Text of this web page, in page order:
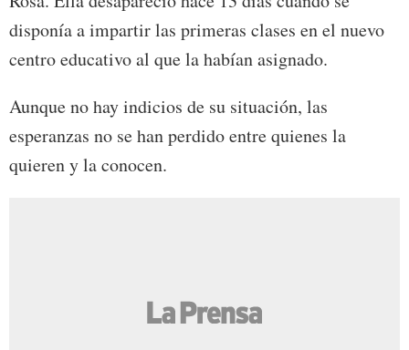
disponía a impartir las primeras clases en el nuevo
centro educativo al que la habían asignado.
Aunque no hay indicios de su situación, las
esperanzas no se han perdido entre quienes la
quieren y la conocen.